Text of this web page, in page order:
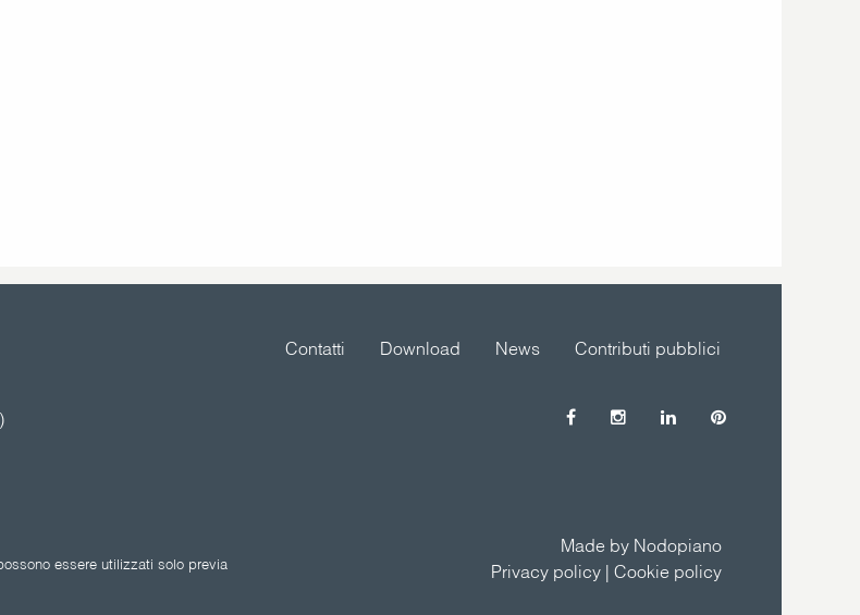
Contributi pubblici
News
Download
Contatti
essere utilizzati solo previa
Made by Nodopiano
Privacy policy| Cookie policy